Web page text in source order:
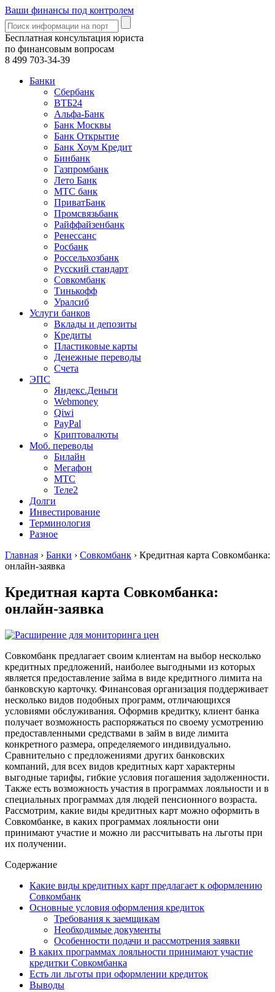
Ваши финансы под контролем
Бесплатная консультация юриста
по финансовым вопросам
8 499 703-34-39
Банки
Сбербанк
ВТБ24
Альфа-Банк
Банк Москвы
Банк Открытие
Банк Хоум Кредит
Бинбанк
Газпромбанк
Лето Банк
МТС банк
ПриватБанк
Промсвязьбанк
Райффайзенбанк
Ренессанс
Росбанк
Россельхозбанк
Русский стандарт
Совкомбанк
Тинькофф
Уралсиб
Услуги банков
Вклады и депозиты
Кредиты
Пластиковые карты
Денежные переводы
Счета
ЭПС
Яндекс.Деньги
Webmoney
Qiwi
PayPal
Криптовалюты
Моб. переводы
Билайн
Мегафон
МТС
Теле2
Долги
Инвестирование
Терминология
Разное
Главная › Банки › Совкомбанк › Кредитная карта Совкомбанка:
онлайн-заявка
Кредитная карта Совкомбанка:
онлайн-заявка
Совкомбанк предлагает своим клиентам на выбор несколько
кредитных предложений, наиболее выгодными из которых
является предоставление займа в виде кредитного лимита на
банковскую карточку. Финансовая организация поддерживает
несколько видов подобных программ, отличающихся
условиями обслуживания. Оформив кредитку, клиент банка
получает возможность распоряжаться по своему усмотрению
предоставленными средствами в займ в виде лимита
конкретного размера, определяемого индивидуально.
Сравнительно с предложениями других банковских
компаний, для всех видов кредитных карт характерны
выгодные тарифы, гибкие условия погашения задолженности.
Также есть возможность участия в программах лояльности и в
специальных программах для людей пенсионного возраста.
Рассмотрим, какие виды кредитных карт можно оформить в
Совкомбанке, в каких программах лояльности они
принимают участие и можно ли рассчитывать на льготы при
их получении.
Содержание
Какие виды кредитных карт предлагает к оформлению
Совкомбанк
Основные условия оформления кредиток
Требования к заемщикам
Необходимые документы
Особенности подачи и рассмотрения заявки
В каких программах лояльности принимают участие
кредитки Совкомбанка
Есть ли льготы при оформлении кредиток
Выводы